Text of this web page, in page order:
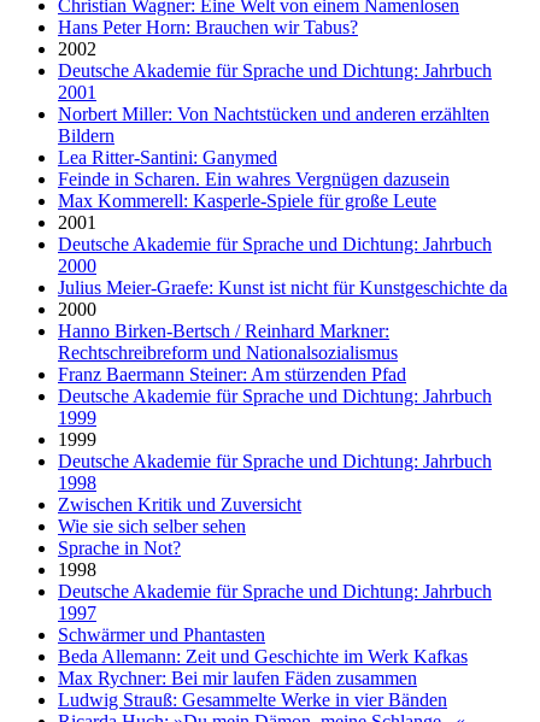
Christian Wagner: Eine Welt von einem Namenlosen
Hans Peter Horn: Brauchen wir Tabus?
2002
Deutsche Akademie für Sprache und Dichtung: Jahrbuch
2001
Norbert Miller: Von Nachtstücken und anderen erzählten
Bildern
Lea Ritter-Santini: Ganymed
Feinde in Scharen. Ein wahres Vergnügen dazusein
Max Kommerell: Kasperle-Spiele für große Leute
2001
Deutsche Akademie für Sprache und Dichtung: Jahrbuch
2000
Julius Meier-Graefe: Kunst ist nicht für Kunstgeschichte da
2000
Hanno Birken-Bertsch / Reinhard Markner:
Rechtschreibreform und Nationalsozialismus
Franz Baermann Steiner: Am stürzenden Pfad
Deutsche Akademie für Sprache und Dichtung: Jahrbuch
1999
1999
Deutsche Akademie für Sprache und Dichtung: Jahrbuch
1998
Zwischen Kritik und Zuversicht
Wie sie sich selber sehen
Sprache in Not?
1998
Deutsche Akademie für Sprache und Dichtung: Jahrbuch
1997
Schwärmer und Phantasten
Beda Allemann: Zeit und Geschichte im Werk Kafkas
Max Rychner: Bei mir laufen Fäden zusammen
Ludwig Strauß: Gesammelte Werke in vier Bänden